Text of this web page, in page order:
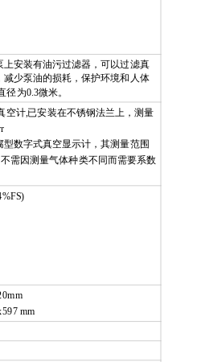
上安装有油污过滤器，可以过滤真
减少泵油的损耗，保护环境和人体
径为0.3微米。
空计,已安装在不锈钢法兰上，测量
型数字式真空显示计，其测量范围
不需因测量气体种类不同而需要系数
mm